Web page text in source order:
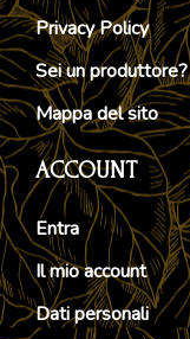
Privacy Policy
Sei un produttore?
Mappa del sito
ACCOUNT
Entra
Il mio account
Dati personali